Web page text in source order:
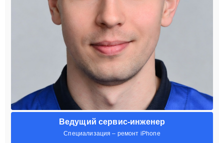
Ведущий сервис-инженер
Специализация – ремонт iPhone